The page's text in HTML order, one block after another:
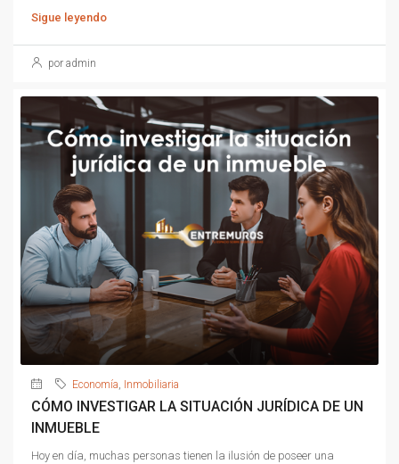
Sigue leyendo
por admin
Economía, Inmobiliaria
CÓMO INVESTIGAR LA SITUACIÓN JURÍDICA DE UN
INMUEBLE
Hoy en día, muchas personas tienen la ilusión de poseer una